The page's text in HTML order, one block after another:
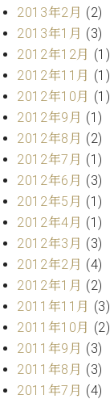
2013年2月 (2)
2013年1月 (3)
2012年12月 (1)
2012年11月 (1)
2012年10月 (1)
2012年9月 (1)
2012年8月 (2)
2012年7月 (1)
2012年6月 (3)
2012年5月 (1)
2012年4月 (1)
2012年3月 (3)
2012年2月 (4)
2012年1月 (2)
2011年11月 (3)
2011年10月 (2)
2011年9月 (3)
2011年8月 (3)
2011年7月 (4)